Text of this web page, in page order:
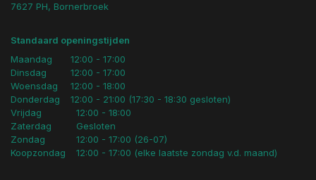
7627 PH, Bornerbroek
Standaard openingstijden
Maandag
Dinsdag
Woensdag
Donderdag
12:00 - 17:00
12:00 - 17:00
12:00 - 18:00
12:00 - 21:00 (17:30 - 18:30 gesloten)
Vrijdag
Zaterdag
Zondag
Koopzondag
12:00 - 18:00
Gesloten
12:00 - 17:00 (26-07)
12:00 - 17:00 (elke laatste zondag v.d. maand)